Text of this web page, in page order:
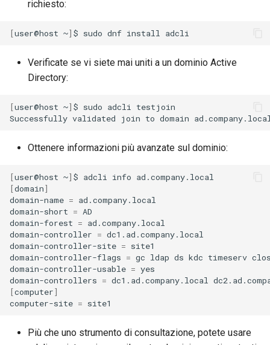
richiesto:
[user@host ~] $ sudo dnf install
Verificate se vi siete mai uniti a un dominio Active
Directory:
[user@host ~] $ sudo adcli
testjoin
Successfully validated join to domain
Ottenere informazioni più avanzate sul dominio:
[user@host ~] $ adcli info
[domain]
domain-name = ad.company.local
domain-short = AD
domain-forest = ad.company.local
domain-controller = dc1.ad.company.local
domain-controller-site = site1
domain-controller-flags = gc ldap ds kdc timeserv
domain-controller-usable = yes
domain-controllers = dc1.ad.company.local
[computer]
computer-site =
Più che uno strumento di consultazione, potete usare